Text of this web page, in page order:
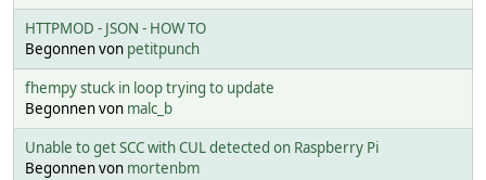
HTTPMOD - JSON - HOW TO
Begonnen von petitpunch
fhempy stuck in loop trying to update
Begonnen von malc_b
Unable to get SCC with CUL detected on Raspberry Pi
Begonnen von mortenbm